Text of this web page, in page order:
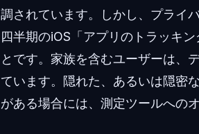
調されています。しかし、プライ
四半期のiOS「アプリのトラッキ
とです。家族を含むユーザーは、
ています。隠れた、あるいは隠密
がある場合には、測定ツールへの